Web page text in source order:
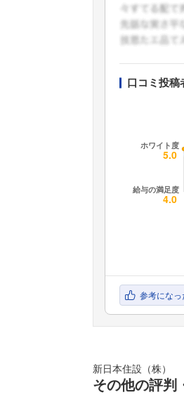
口コミ投稿
参考になっ
新日本住設（株）
その他の評判